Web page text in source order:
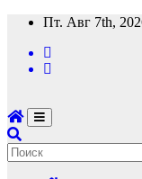
Перейти
содержимому
Пт. Авг 7th,